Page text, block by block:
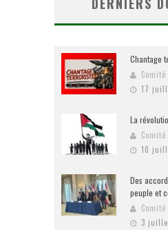
Chantage
17
La
10
Des
peuple et
3